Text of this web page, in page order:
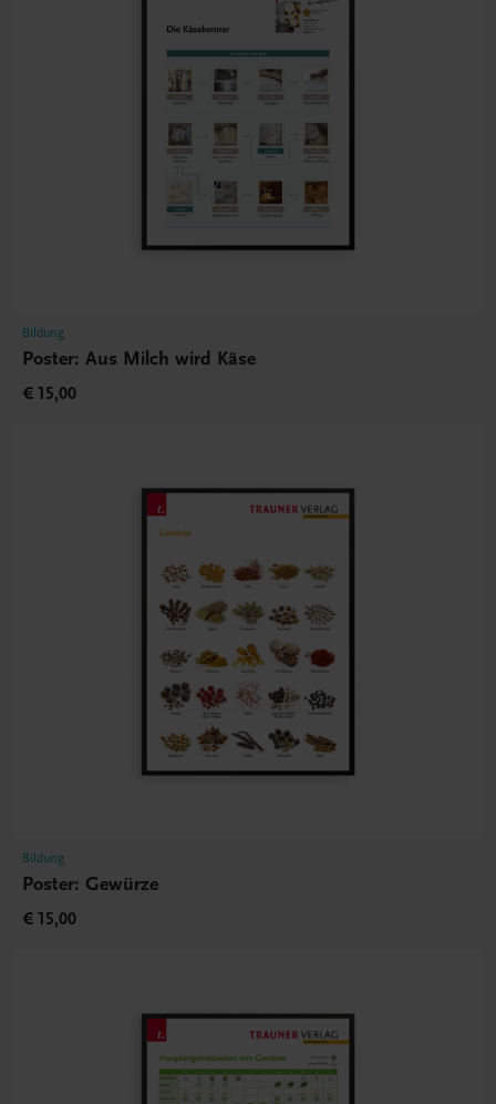
Bildung
Poster: Aus Milch wird Käse
€ 15,00
Bildung
Poster: Gewürze
€ 15,00